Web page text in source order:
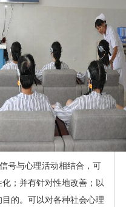
号与心理活动相结合，可
；并有针对性地改善；以
的。可以对各种社会心理